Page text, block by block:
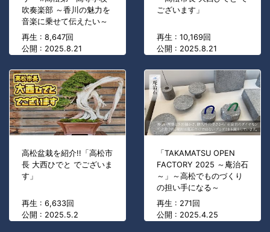
吹奏楽部 ～香川の魅力を
音楽に乗せて伝えたい～
再生 : 8,647回
公開 : 2025.8.21
ございます」
再生 : 10,169回
公開 : 2025.8.21
高松盆栽を紹介!!「高松市
長 大西ひでと でございま
す」
再生 : 6,633回
公開 : 2025.5.2
「TAKAMATSU OPEN
FACTORY 2025 ～庵治石
～」～高松でものづくり
の担い手になる～
再生 : 271回
公開 : 2025.4.25